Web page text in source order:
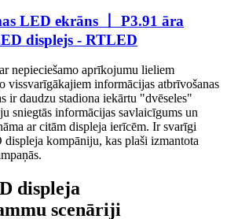
LED ekrāns 丨 P3.91 āra
displejs - RTLED
nepieciešamo aprīkojumu lieliem
vissvarīgākajiem informācijas atbrīvošanas
ir daudzu stadiona iekārtu "dvēseles"
sniegtās informācijas savlaicīgums un
ar citām displeja ierīcēm. Ir svarīgi
kompāniju, kas plaši izmantota
displeja
scenāriji